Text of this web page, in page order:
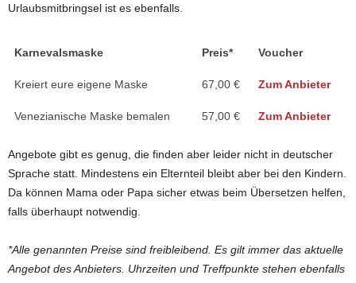
Urlaubsmitbringsel ist es ebenfalls.
Karnevalsmaske Preis* Voucher
Kreiert eure eigene Maske 67,00 € Zum Anbieter
Venezianische Maske bemalen 57,00 € Zum Anbieter
Angebote gibt es genug, die finden aber leider nicht in deutscher
Sprache statt. Mindestens ein Elternteil bleibt aber bei den Kindern.
Da können Mama oder Papa sicher etwas beim Übersetzen helfen,
falls überhaupt notwendig.
*Alle genannten Preise sind freibleibend. Es gilt immer das aktuelle
Angebot des Anbieters. Uhrzeiten und Treffpunkte stehen ebenfalls